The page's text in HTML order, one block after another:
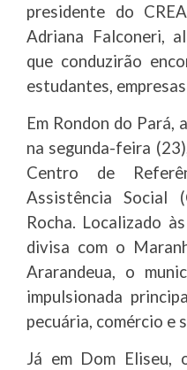
presidente do
Adriana Falconeri,
que conduzirão
estudantes,
Em Rondon do Pará,
na segunda-feira
Centro de
Assistência Social
Rocha. Localizado
divisa com o
Ararandeua, o
impulsionada
pecuária, comércio e
Já em Dom Eliseu,